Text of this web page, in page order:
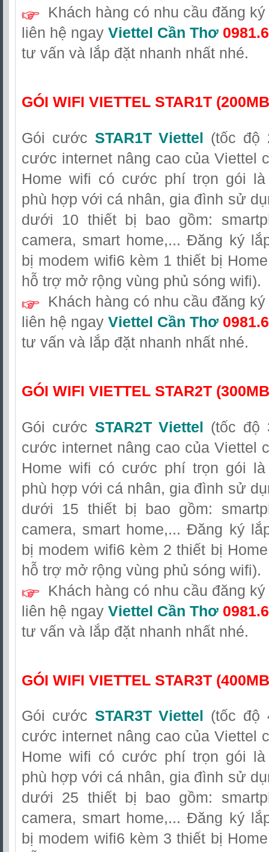
Khách hàng có nhu cầu đăng
liên hệ ngay Viettel Cần Thơ
tư vấn và lắp đặt nhanh nhất nhé.
GÓI WIFI VIETTEL STAR1T
Gói cước STAR1T Viettel (tốc độ
cước internet nâng cao của Viettel
Home wifi có cước phí trọn gói
phù hợp với cá nhân, gia đình sử
dưới 10 thiết bị bao gồm:
camera, smart home,... Đăng ký
bị modem wifi6 kèm 1 thiết bị
hỗ trợ mở rộng vùng phủ sóng wifi).
Khách hàng có nhu cầu đăng
liên hệ ngay Viettel Cần Thơ
tư vấn và lắp đặt nhanh nhất nhé.
GÓI WIFI VIETTEL STAR2T
Gói cước STAR2T Viettel (tốc độ
cước internet nâng cao của Viettel
Home wifi có cước phí trọn gói
phù hợp với cá nhân, gia đình sử
dưới 15 thiết bị bao gồm:
camera, smart home,... Đăng ký
bị modem wifi6 kèm 2 thiết bị
hỗ trợ mở rộng vùng phủ sóng wifi).
Khách hàng có nhu cầu đăng
liên hệ ngay Viettel Cần Thơ
tư vấn và lắp đặt nhanh nhất nhé.
GÓI WIFI VIETTEL STAR3T
Gói cước STAR3T Viettel
(tốc độ
cước internet nâng cao của Viettel
Home wifi có cước phí trọn gói
phù hợp với cá nhân, gia đình sử
dưới 25 thiết bị bao gồm:
camera, smart home,... Đăng ký
bị modem wifi6 kèm 3 thiết bị